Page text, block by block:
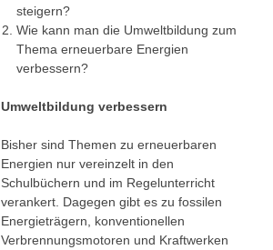
steigern?
Wie kann man die Umweltbildung zum
Thema erneuerbare Energien
verbessern?
Umweltbildung verbessern
Bisher sind Themen zu erneuerbaren
Energien nur vereinzelt in den
Schulbüchern und im Regelunterricht
verankert. Dagegen gibt es zu fossilen
Energieträgern, konventionellen
Verbrennungsmotoren und Kraftwerken